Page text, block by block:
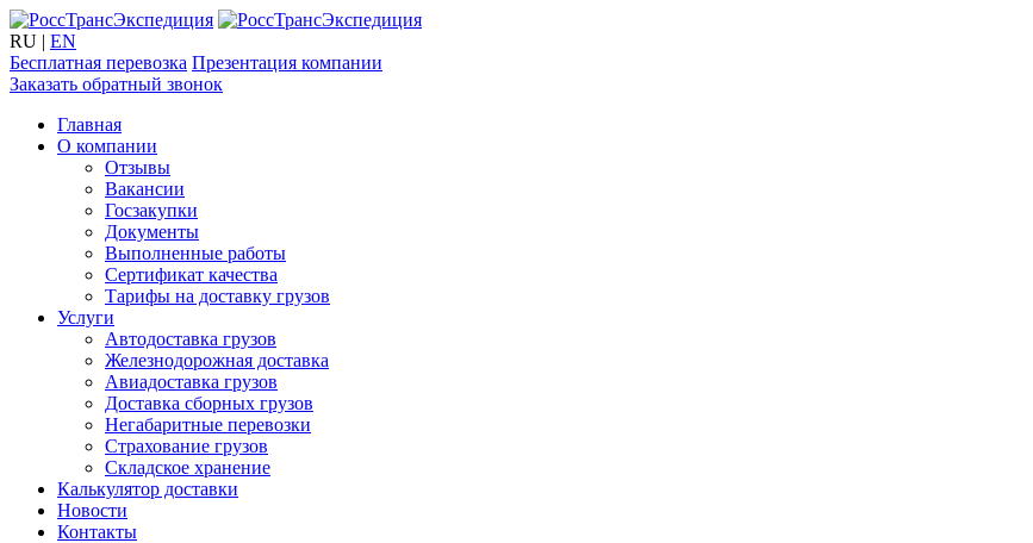
RU | EN
Бесплатная перевозка Презентация компании
Заказать обратный звонок
Главная
О компании
Отзывы
Вакансии
Госзакупки
Документы
Выполненные работы
Сертификат качества
Тарифы на доставку грузов
Услуги
Автодоставка грузов
Железнодорожная доставка
Авиадоставка грузов
Доставка сборных грузов
Негабаритные перевозки
Страхование грузов
Складское хранение
Калькулятор доставки
Новости
Контакты